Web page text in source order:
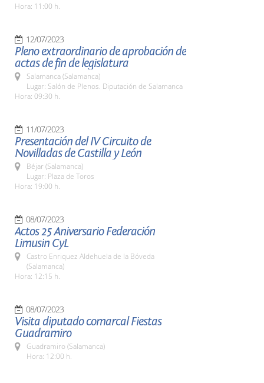
Hora: 11:00 h.
12/07/2023
Pleno extraordinario de aprobación de
actas de fin de legislatura
Salamanca (Salamanca)
Lugar: Salón de Plenos. Diputación de Salamanca
Hora: 09:30 h.
11/07/2023
Presentación del IV Circuito de
Novilladas de Castilla y León
Béjar (Salamanca)
Lugar: Plaza de Toros
Hora: 19:00 h.
08/07/2023
Actos 25 Aniversario Federación
Limusin CyL
Castro Enriquez Aldehuela de la Bóveda
(Salamanca)
Hora: 12:15 h.
08/07/2023
Visita diputado comarcal Fiestas
Guadramiro
Guadramiro (Salamanca)
Hora: 12:00 h.